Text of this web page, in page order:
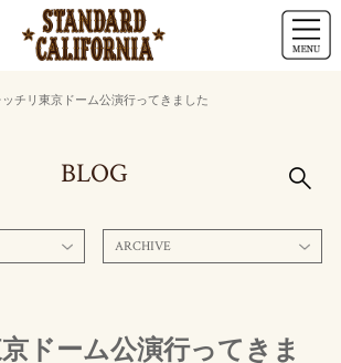
ッチリ東京ドーム公演行ってきました
BLOG
ARCHIVE
ドーム公演行ってきま